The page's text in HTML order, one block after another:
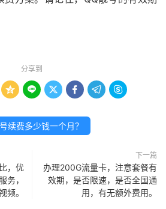
分享到
     
续费多少钱一个月？
，优
务，
频。
下一篇
办理200G流量卡，注意套餐有
效期，是否限速，是否全国通
用，有无额外费用。